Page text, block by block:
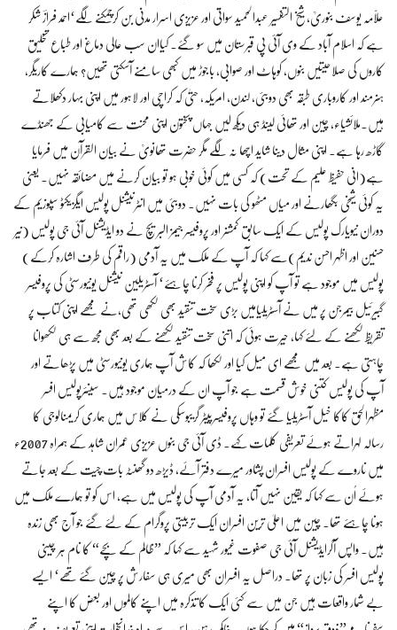
علّامہ یوسف بنوریؒ، شیخ التفسیر عبدالحمید سواتیؒ اور عزیزی اسرار مدنی بن کرچمکنے لگے‘احمد فرازؔ شکر
ہے کہ اسلام آباد کے وی آئی پی قبرستان میں سو گئے۔ کیاان سب عالی دماغ اور طبّاع تخلیق
کاروں کی صلاحیتیں بنوں، کوہاٹ اور صوابی، باجوڑ میں کبھی سامنے آسکتی تھیں؟ ہمارے کاریگر،
ہنرمند اور کاروباری طبقہ بھی دوبئی، لندن، امریکہ، حتیٰ کہ کراچی اور لاہور میں اپنی بہار دکھلاتے
ہیں۔ملائشیاء، چین اور تھائی لینڈ ہی دیکھ لیں جہاں پختون اپنی محنت سے کامیابی کے جھنڈے
گاڑھ رہا ہے۔ اپنی مثال دینا شاید اچھا نہ لگے مگر حضرت تھانویؒ نے بیان القرآن میں فرمایا
ہے(انی حفیظ علیم کے تحت) کہ کسی میں کوئی خوبی ہو تو بیان کرنے میں مضائقہ نہیں۔ یعنی
یہ کوئی شیخی بگھارنے اور میاں مٹھو کی بات نہیں۔ دوبئی میں انٹرنیشنل پولیس ایگزیکٹو سپوزیم کے
دوران نیویارک پولیس کے ایک سابق کمشنر اور پروفیسر جیمز البریچ نے دو ایڈیشنل آئی جی پولیس (نیر
حسنین اور اظہر احسن ندیم)سے کہا کہ آپ کے ملک میں یہ آدمی (راقم کی طرف اشارہ کرکے)
پولیس میں موجود ہے تو آپ کو اپنی پولیس پر فخر کرنا چاہئے‘ آسٹریلین نیشنل یونیورسٹی کی پروفیسر
گبیرئیل بیمرجن پر میں نے آسٹریلیامیں بڑی سخت تنقید بھی لکھی تھی،نے مجھے اپنی کتاب پر
تقریظ لکھنے کے لئے کہا، حیرت ہوئی کہ اتنی سخت تنقید لکھنے کے بعد بھی مجھ سے ہی لکھوانا
چاہتی ہے۔ بعد میں مجھے ای میل کیا اور لکھا کہ کاش آپ ہماری یونیورسٹی میں پڑھاتے اور
آپ کی پولیس کتنی خوش قسمت ہے جو آپ ان کے درمیان موجود ہیں۔ سینئرپولیس افسر
مظہرالحق کاکا خیل آسٹریلیا گئے تو وہاں پروفیسرپیٹر گریبوسکی نے کلاس میں ہماری کریمنالوجی کا
رسالہ لہراتے ہوئے تعریفی کلمات کہے۔ ڈی آئی جی بنوں عزیزی عمران شاہد کے ہمراہ 2007ء
میں ناروے کے پولیس افسران پشاور میرے دفتر آئے، ڈیڑھ دو گھنٹہ بات چیت کے بعد جاتے
ہوئے اُن سے کہا کہ یقین نہیں آتا، یہ آدمی آپ کی پولیس میں ہے، اس کو تو ہمارے ملک میں
ہونا چاہئے تھا۔ چین میں اعلیٰ ترین افسران ایک تربیتی پروگرام کے لئے گئے جو آج بھی زندہ
ہیں۔ واپس آکرایڈیشنل آئی جی صفوت غیور شہید سے کہا کہ ”ظالم کے بچے“ کا نام ہر چینی
پولیس افسر کی زبان پر تھا۔ دراصل یہ افسران بھی میری ہی سفارش پر چین گئے تھے‘ ایسے
بے شمار واقعات ہیں جن میں سے کئی ایک کا تذکرہ میں اپنے کالموں اور بعض کا اپنے